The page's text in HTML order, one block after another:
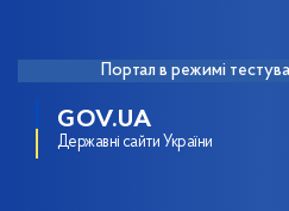
Портал в режимі
GOV.UA
Державні сайти України